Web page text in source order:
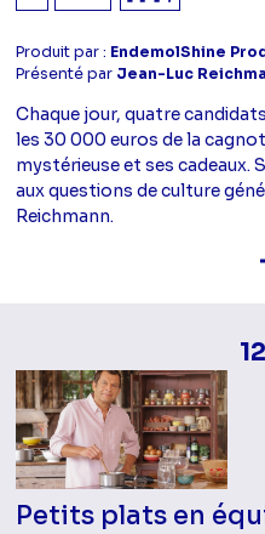
Produit par : EndemolShine
Présenté par Jean-Luc
Chaque jour, quatre
les 30 000 euros de la
mystérieuse et ses cadeaux.
aux questions de culture
Reichmann.
Petits plats en